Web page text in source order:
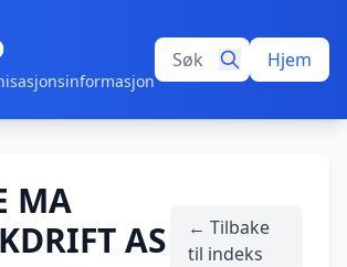
Hjem
MA
AS
← Tilbake
til indeks